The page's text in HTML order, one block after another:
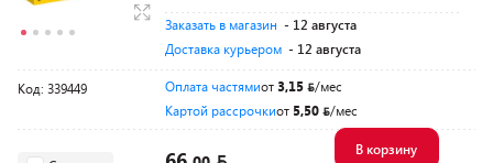
Заказать в магазин - 12 августа
Доставка курьером - 12 августа
Код: 339449 Оплата частямиот3,15
/мес
Картой рассрочкиот 5,50 /мес
В корзину